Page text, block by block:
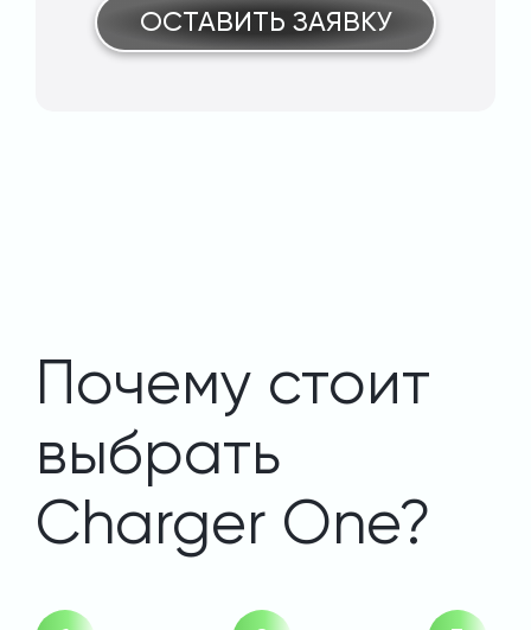
ОСТАВИТЬ ЗАЯВКУ
Почему стоит
выбрать
Charger One?